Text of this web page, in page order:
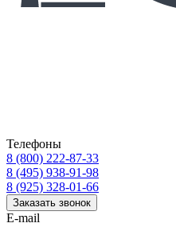
Телефоны
8 (800) 222-87-33
8 (495) 938-91-98
8 (925) 328-01-66
Заказать звонок
E-mail